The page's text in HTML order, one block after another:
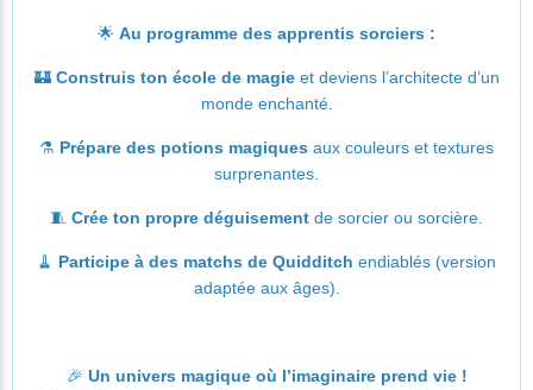
🌟 Au programme des apprentis sorciers :
🏰 Construis ton école de magieet deviens l’architecte d’un
monde enchanté.
⚗️ Prépare des potions magiques aux couleurs et textures
surprenantes.
🧵 Crée ton propre déguisement de sorcier ou sorcière.
🧹 Participe à des matchs de Quidditch endiablés (version
adaptée aux âges).
🎉 Un univers magique où l’imaginaire prend vie !